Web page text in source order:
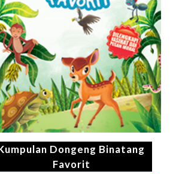
Dongeng Binatang
Favorit